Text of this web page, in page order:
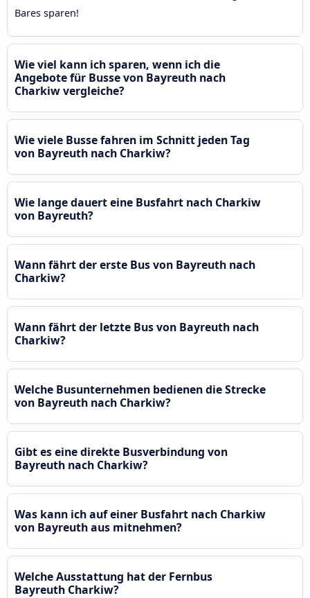
Bares sparen!
Wie viel kann ich sparen, wenn ich die
Angebote für Busse von Bayreuth nach
Charkiw vergleiche?
Wie viele Busse fahren im Schnitt jeden Tag
von Bayreuth nach Charkiw?
Wie lange dauert eine Busfahrt nach Charkiw
von Bayreuth?
Wann fährt der erste Bus von Bayreuth nach
Charkiw?
Wann fährt der letzte Bus von Bayreuth nach
Charkiw?
Welche Busunternehmen bedienen die Strecke
von Bayreuth nach Charkiw?
Gibt es eine direkte Busverbindung von
Bayreuth nach Charkiw?
Was kann ich auf einer Busfahrt nach Charkiw
von Bayreuth aus mitnehmen?
Welche Ausstattung hat der Fernbus
Bayreuth Charkiw?